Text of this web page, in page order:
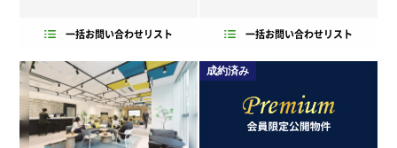
一括お問い合わせリスト 一括お問い合わせリスト
成約済み